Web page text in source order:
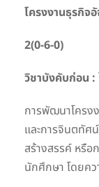
โครงงานธุรกิจ
2(0-6-0)
วิชาบังคับก่อน :
การพัฒนาโครง
และการจินตทัศ
สร้างสรรค์ หรือ
นักศึกษา โดยค